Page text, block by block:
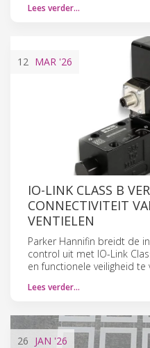
Lees verder…
12 MAR '26
IO-LINK CLASS B
CONNECTIVITEIT
VENTIELEN
Parker Hannifin breidt de
control uit met IO-Link
en functionele veiligheid te
Lees verder…
26 JAN '26